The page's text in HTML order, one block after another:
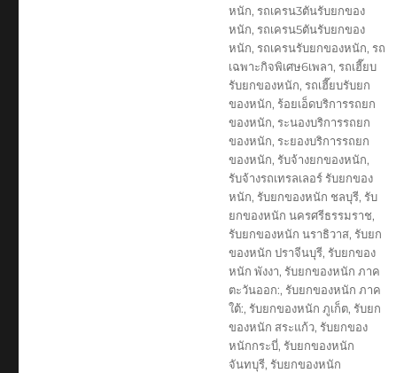
หนัก, รถเครน3ตันรับยกของ
หนัก, รถเครน5ตันรับยกของ
หนัก, รถเครนรับยกของหนัก, รถ
เฉพาะกิจพิเศษ6เพลา, รถเฮี๊ยบ
รับยกของหนัก, รถเฮี๊ยบรับยก
ของหนัก, ร้อยเอ็ดบริการรถยก
ของหนัก, ระนองบริการรถยก
ของหนัก, ระยองบริการรถยก
ของหนัก, รับจ้างยกของหนัก,
รับจ้างรถเทรลเลอร์ รับยกของ
หนัก, รับยกของหนัก ชลบุรี, รับ
ยกของหนัก นครศรีธรรมราช,
รับยกของหนัก นราธิวาส, รับยก
ของหนัก ปราจีนบุรี, รับยกของ
หนัก พังงา, รับยกของหนัก ภาค
ตะวันออก:, รับยกของหนัก ภาค
ใต้:, รับยกของหนัก ภูเก็ต, รับยก
ของหนัก สระแก้ว, รับยกของ
หนักกระบี่, รับยกของหนัก
จันทบุรี, รับยกของหนัก